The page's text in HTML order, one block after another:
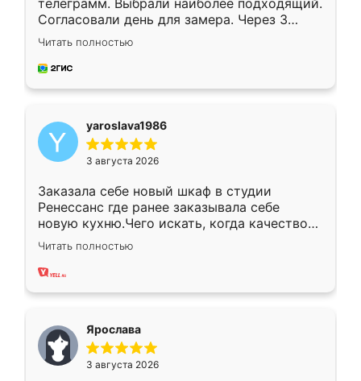
телеграмм. Выбрали наиболее подходящий.
Согласовали день для замера. Через 3
недели кухня была уже готова. Остались
довольны работой. Спасибо Ренессанс
мебель за качественную работу!
Читать полностью
yaroslava1986
3 августа 2026
Заказала себе новый шкаф в студии
Ренессанс где ранее заказывала себе
новую кухню.Чего искать, когда качеством
вполне довольна. Служит кухня уже почти
два года, нареканий нет.
Читать полностью
Ярослава
3 августа 2026